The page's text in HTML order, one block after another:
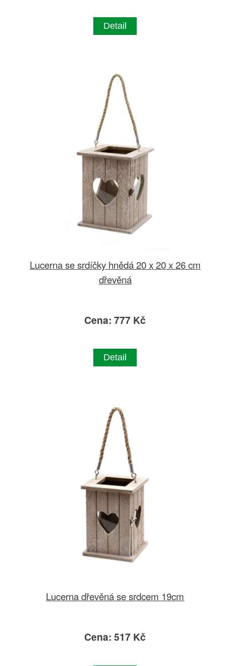
Detail
Lucerna se srdíčky hnědá 20 x 20 x 26 cm
dřevěná
Cena: 777 Kč
Detail
Lucerna dřevěná se srdcem 19cm
Cena: 517 Kč